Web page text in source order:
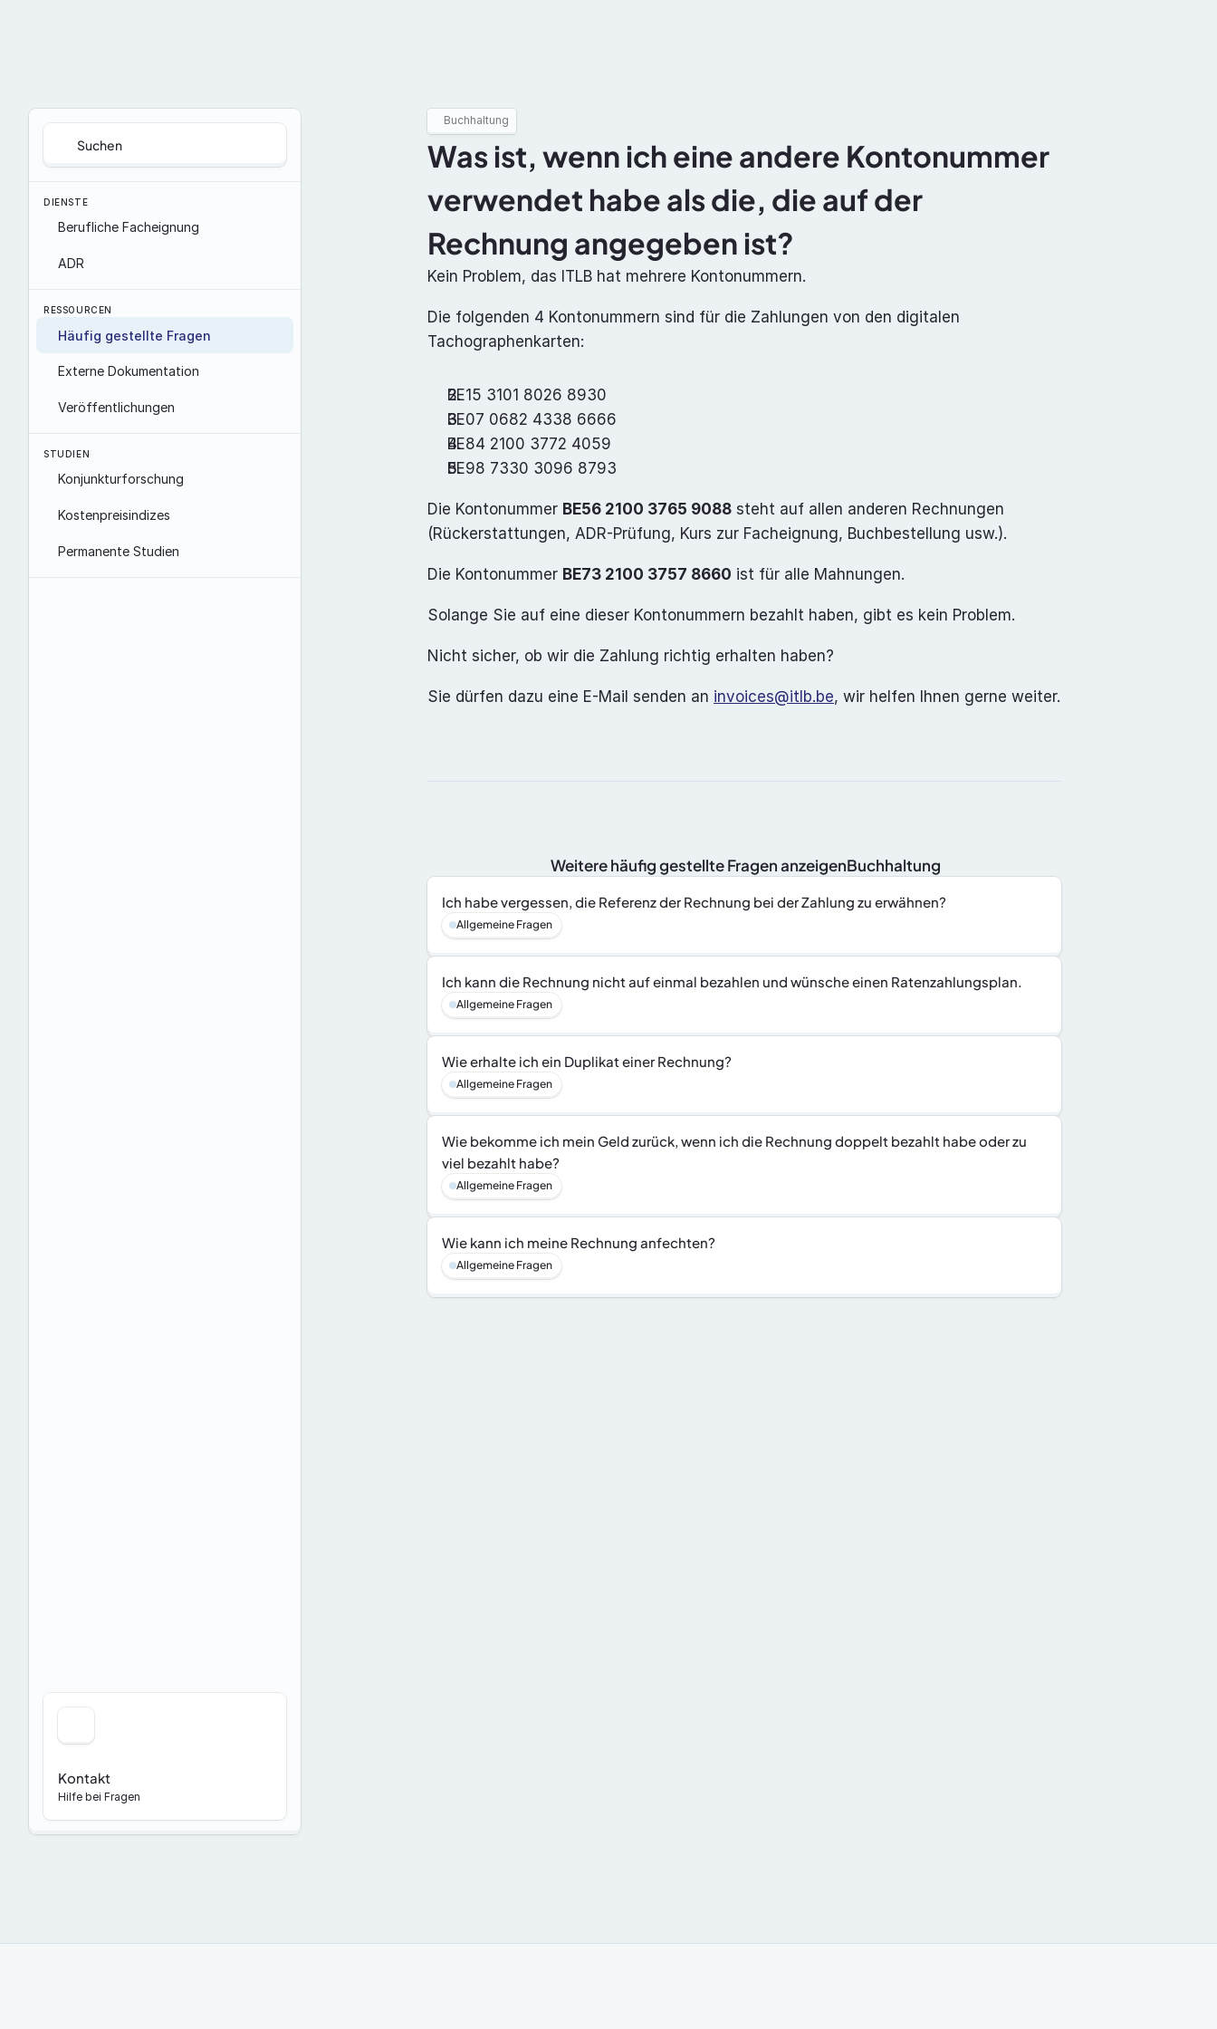
Suchen
DIENSTE
Berufliche Facheignung
ADR
RESSOURCEN
Häufig gestellte Fragen
Externe Dokumentation
Veröffentlichungen
STUDIEN
Konjunkturforschung
Kostenpreisindizes
Permanente Studien
Kontakt
Hilfe bei Fragen
Buchhaltung
Was ist, wenn ich eine andere Kontonummer
verwendet habe als die, die auf der
Rechnung angegeben ist?
Kein Problem, das ITLB hat mehrere Kontonummern.
Die folgenden 4 Kontonummern sind für die Zahlungen von den digitalen
Tachographenkarten:
BE15 3101 8026 8930
BE07 0682 4338 6666
BE84 2100 3772 4059
BE98 7330 3096 8793
Die Kontonummer BE56 2100 3765 9088 steht auf allen anderen Rechnungen
(Rückerstattungen, ADR-Prüfung, Kurs zur Facheignung, Buchbestellung usw.).
Die Kontonummer BE73 2100 3757 8660 ist für alle Mahnungen.
Solange Sie auf eine dieser Kontonummern bezahlt haben, gibt es kein Problem.
Nicht sicher, ob wir die Zahlung richtig erhalten haben?
Sie dürfen dazu eine E-Mail senden an invoices@itlb.be, wir helfen Ihnen gerne weiter.
Weitere häufig gestellte Fragen anzeigenBuchhaltung
Ich habe vergessen, die Referenz der Rechnung bei der Zahlung zu erwähnen?
Allgemeine Fragen
Ich kann die Rechnung nicht auf einmal bezahlen und wünsche einen Ratenzahlungsplan.
Allgemeine Fragen
Wie erhalte ich ein Duplikat einer Rechnung?
Allgemeine Fragen
Wie bekomme ich mein Geld zurück, wenn ich die Rechnung doppelt bezahlt habe oder zu
viel bezahlt habe?
Allgemeine Fragen
Wie kann ich meine Rechnung anfechten?
Allgemeine Fragen